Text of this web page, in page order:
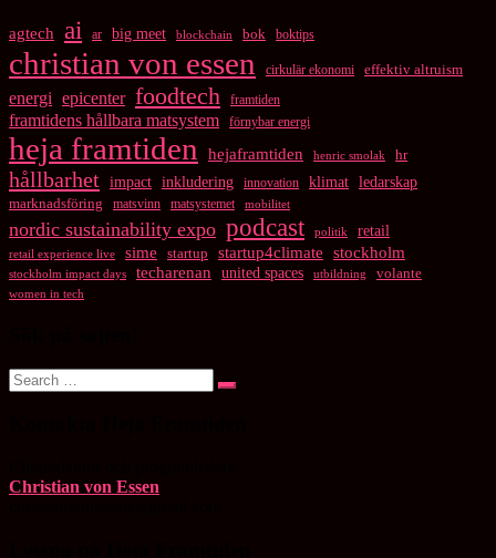
agtech ai ar big meet blockchain bok boktips
christian von essen cirkulär ekonomi effektiv altruism
energi epicenter foodtech framtiden
framtidens hållbara matsystem förnybar energi
heja framtiden hejaframtiden henric smolak hr
hållbarhet impact inkludering innovation klimat ledarskap
marknadsföring matsvinn matsystemet mobilitet
nordic sustainability expo podcast politik retail
retail experience live sime startup startup4climate stockholm
stockholm impact days techarenan united spaces utbildning volante
women in tech
Search
for:
Search
Christian von Essen